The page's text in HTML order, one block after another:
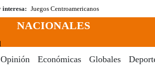
interesa: Juegos Centroamericanos
NACIONALES
Opinión Económicas Globales